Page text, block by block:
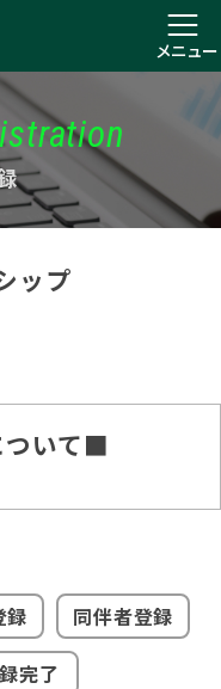
メニュー
ップ
ついて■
録
同伴者登録
完了